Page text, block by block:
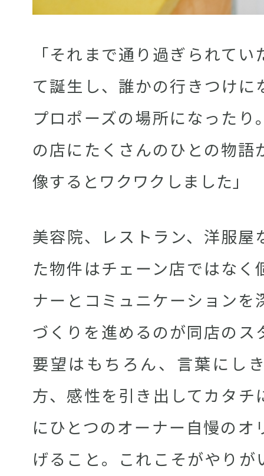
「それまで通り過ぎられて
て誕生し、誰かの行きつけに
プロポーズの場所になった
の店にたくさんのひとの物語
像するとワクワクしました」
美容院、レストラン、洋服屋
た物件はチェーン店ではなく
ナーとコミュニケーションを
づくりを進めるのが同店のス
要望はもちろん、言葉にし
方、感性を引き出してカタチ
にひとつのオーナー自慢のオ
げること。これこそがやりが